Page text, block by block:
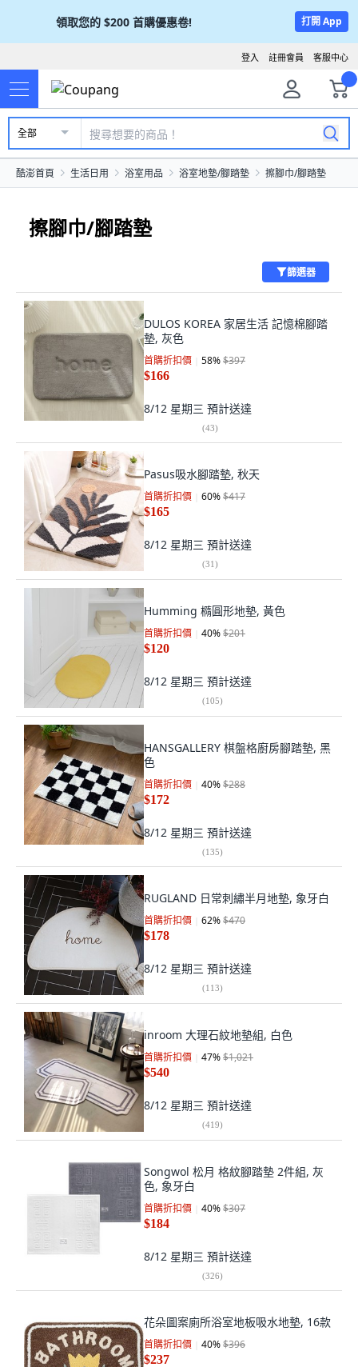
領取您的 $200 首購優惠卷! 打開 App
客服中心
註冊會員
登入
全部
酷澎首頁 生活日用 浴室用品 浴室地墊/腳踏墊 擦腳巾/腳踏墊
擦腳巾/腳踏墊
篩選器
DULOS KOREA 家居生活 記憶棉腳踏
墊, 灰色
首購折扣價 58%$397
$166
8/12 星期三 預計送達
(43)
Pasus吸水腳踏墊, 秋天
首購折扣價 60%$417
$165
8/12 星期三 預計送達
(31)
Humming 橢圓形地墊, 黃色
首購折扣價 40%$201
$120
8/12 星期三 預計送達
(105)
HANSGALLERY 棋盤格廚房腳踏墊, 黑
色
首購折扣價 40%$288
$172
8/12 星期三 預計送達
(135)
RUGLAND 日常刺繡半月地墊, 象牙白
首購折扣價 62%$470
$178
8/12 星期三 預計送達
(113)
inroom 大理石紋地墊組, 白色
首購折扣價 47%$1,021
$540
8/12 星期三 預計送達
(419)
Songwol 松月 格紋腳踏墊 2件組, 灰
色, 象牙白
首購折扣價 40%$307
$184
8/12 星期三 預計送達
(326)
花朵圖案廁所浴室地板吸水地墊, 16款
首購折扣價 40%$396
$237